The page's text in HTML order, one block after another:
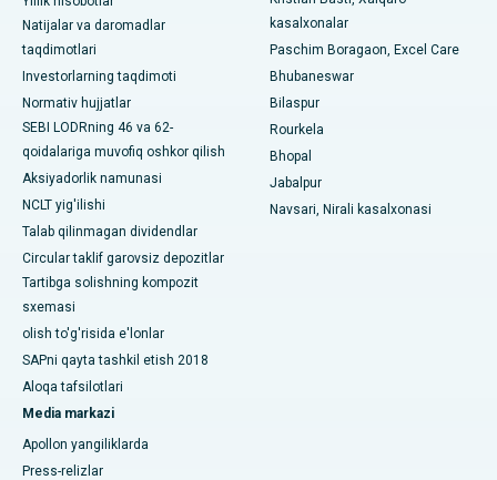
KK Nagar, Madurai shahridagi eng yaxshi shifoxona
Ramji Nagardagi eng yaxshi kasalxona, Nellore
19-sektordagi eng yaxshi shifoxona, Rourkela
Swargate, Pune shahridagi eng yaxshi shifoxona
Janubiy Dehlidagi eng yaxshi ayollar saraton kasalxonasi
Natijalar va daromadlar
taqdimotlari
Investorlarning taqdimoti
Normativ hujjatlar
SEBI LODRning 46 va 62-
qoidalariga muvofiq oshkor qilish
Aksiyadorlik namunasi
NCLT yig'ilishi
Talab qilinmagan dividendlar
Circular taklif garovsiz depozitlar
Tartibga solishning kompozit
sxemasi
olish to'g'risida e'lonlar
SAPni qayta tashkil etish 2018
Aloqa tafsilotlari
Media markazi
Apollon yangiliklarda
Press-relizlar
kasalxonalar
Paschim Boragaon, Excel Care
Bhubaneswar
Bilaspur
Rourkela
Bhopal
Jabalpur
Navsari, Nirali kasalxonasi